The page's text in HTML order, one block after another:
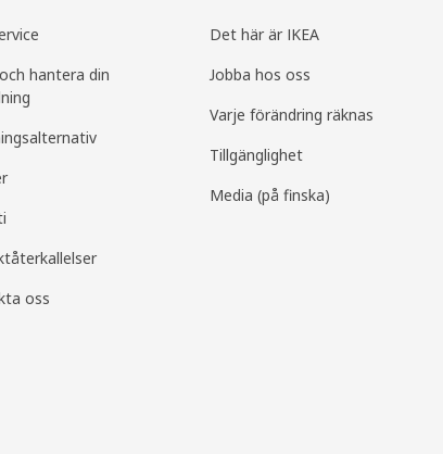
hantera din
oss
Det här är IKEA
Jobba hos oss
Varje förändring räknas
Tillgänglighet
Media (på finska)